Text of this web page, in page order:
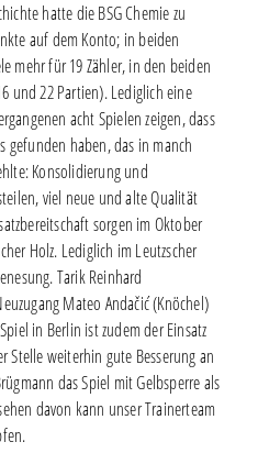
hatte die BSG Chemie zu
auf dem Konto; in beiden
mehr für 19 Zähler, in den beiden
und 22 Partien). Lediglich eine
acht Spielen zeigen, dass
gefunden haben, das in manch
Konsolidierung und
viel neue und alte Qualität
sorgen im Oktober
Holz. Lediglich im Leutzscher
Tarik Reinhard
Mateo Andačić (Knöchel)
in Berlin ist zudem der Einsatz
Stelle weiterhin gute Besserung an
das Spiel mit Gelbsperre als
davon kann unser Trainerteam